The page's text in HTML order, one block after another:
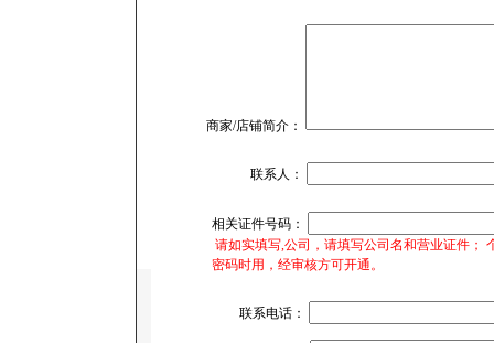
商家/店铺简介：
联系人：
相关证件号码：
请如实填写,公司，请填写公司名和营业证件；
密码时用，经审核方可开通。
联系电话：